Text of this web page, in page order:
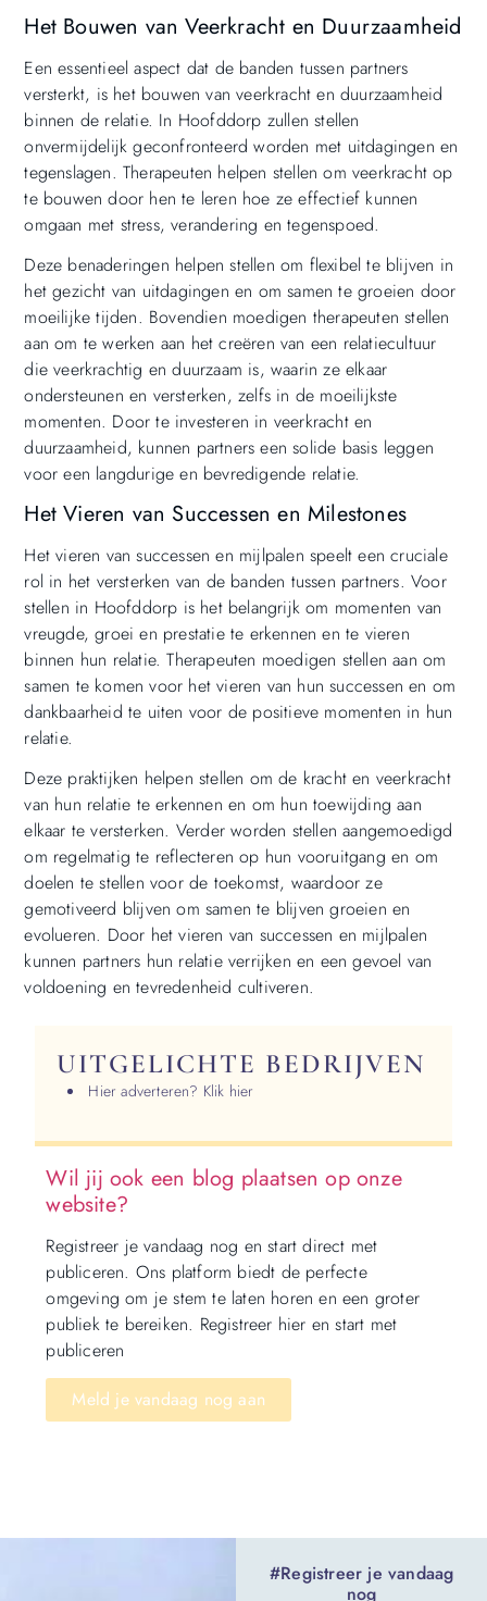
Het Bouwen van Veerkracht en Duurzaamheid
Een essentieel aspect dat de banden tussen partners
versterkt, is het bouwen van veerkracht en duurzaamheid
binnen de relatie. In Hoofddorp zullen stellen
onvermijdelijk geconfronteerd worden met uitdagingen en
tegenslagen. Therapeuten helpen stellen om veerkracht op
te bouwen door hen te leren hoe ze effectief kunnen
omgaan met stress, verandering en tegenspoed.
Deze benaderingen helpen stellen om flexibel te blijven in
het gezicht van uitdagingen en om samen te groeien door
moeilijke tijden. Bovendien moedigen therapeuten stellen
aan om te werken aan het creëren van een relatiecultuur
die veerkrachtig en duurzaam is, waarin ze elkaar
ondersteunen en versterken, zelfs in de moeilijkste
momenten. Door te investeren in veerkracht en
duurzaamheid, kunnen partners een solide basis leggen
voor een langdurige en bevredigende relatie.
Het Vieren van Successen en Milestones
Het vieren van successen en mijlpalen speelt een cruciale
rol in het versterken van de banden tussen partners. Voor
stellen in Hoofddorp is het belangrijk om momenten van
vreugde, groei en prestatie te erkennen en te vieren
binnen hun relatie. Therapeuten moedigen stellen aan om
samen te komen voor het vieren van hun successen en om
dankbaarheid te uiten voor de positieve momenten in hun
relatie.
Deze praktijken helpen stellen om de kracht en veerkracht
van hun relatie te erkennen en om hun toewijding aan
elkaar te versterken. Verder worden stellen aangemoedigd
om regelmatig te reflecteren op hun vooruitgang en om
doelen te stellen voor de toekomst, waardoor ze
gemotiveerd blijven om samen te blijven groeien en
evolueren. Door het vieren van successen en mijlpalen
kunnen partners hun relatie verrijken en een gevoel van
voldoening en tevredenheid cultiveren.
UITGELICHTE BEDRIJVEN
Hier adverteren? Klik hier
Wil jij ook een blog plaatsen op onze
website?
Registreer je vandaag nog en start direct met
publiceren. Ons platform biedt de perfecte
omgeving om je stem te laten horen en een groter
publiek te bereiken. Registreer hier en start met
publiceren
Meld je vandaag nog aan
#Registreer je vandaag
nog